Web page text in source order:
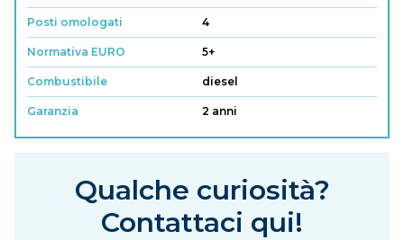
Posti omologati 4
Normativa EURO 5+
Combustibile diesel
Garanzia 2 anni
Qualche curiosità?
Contattaci qui!